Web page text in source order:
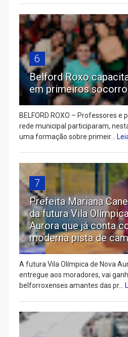
6
Belford Roxo
em primeiros
BELFORD ROXO – Professores e
rede municipal participaram,
uma formação sobre primeir...
7
Prefeita Mariana
da futura Vila
Aurora que já conta
moderna pista de
A futura Vila Olímpica de Nova
entregue aos moradores, vai
belforroxenses amantes das pr...